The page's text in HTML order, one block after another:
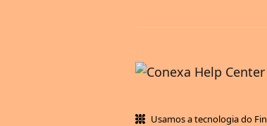
Usamos a tecnologia do Fin